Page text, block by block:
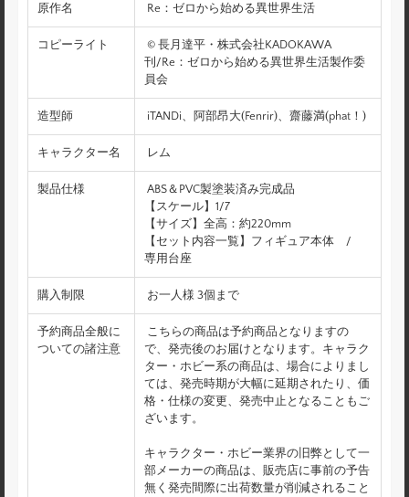
原作名 Re：ゼロから始める異世界生活
コピーライト
© 長月達平・株式会社KADOKAWA
刊/Re：ゼロから始める異世界生活製作委
員会
造型師 iTANDi、阿部昂大(Fenrir)、齋藤満(phat！)
キャラクター名 レム
製品仕様
ABS＆PVC製塗装済み完成品
【スケール】1/7
【サイズ】全高：約220mm
【セット内容一覧】フィギュア本体 /
専用台座
購入制限 お一人様 3個まで
予約商品全般に
ついての諸注意
こちらの商品は予約商品となりますの
で、発売後のお届けとなります。キャラク
ター・ホビー系の商品は、場合によりまし
ては、発売時期が大幅に延期されたり、価
格・仕様の変更、発売中止となることもご
ざいます。
キャラクター・ホビー業界の旧弊として一
部メーカーの商品は、販売店に事前の予告
無く発売間際に出荷数量が削減されること